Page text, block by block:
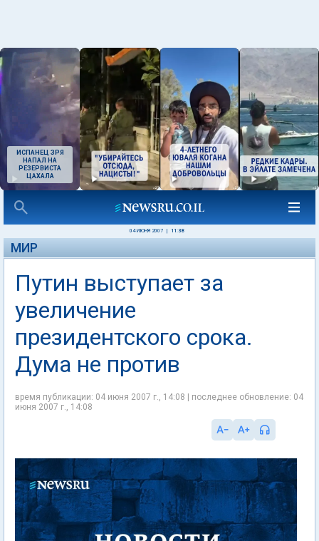
ИСПАНЕЦ ЗРЯ
НАПАЛ НА
РЕЗЕРВИСТА
ЦАХАЛА
04 ИЮНЯ 2007 11:38
МИР
Путин выступает за
увеличение
президентского срока.
Дума не против
время публикации: 04 июня 2007 г., 14:08 | последнее обновление: 04
июня 2007 г., 14:08